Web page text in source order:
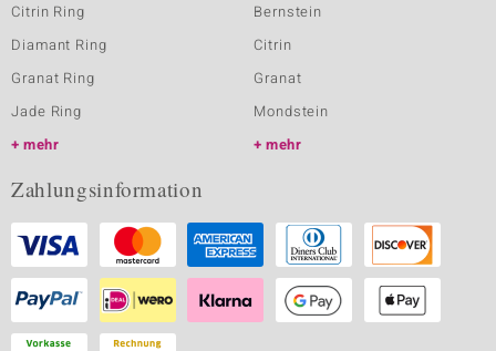
Citrin Ring
Diamant Ring
Granat Ring
Jade Ring
mehr
Bernstein
Citrin
Granat
Mondstein
mehr
Zahlungsinformation